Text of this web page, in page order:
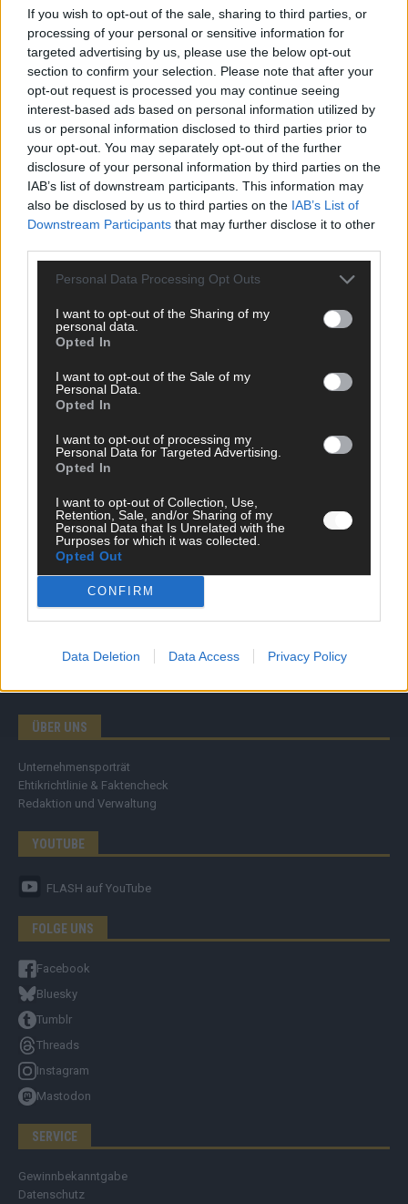
If you wish to opt-out of the sale, sharing to third parties, or
processing of your personal or sensitive information for
targeted advertising by us, please use the below opt-out
section to confirm your selection. Please note that after your
opt-out request is processed you may continue seeing
interest-based ads based on personal information utilized by
us or personal information disclosed to third parties prior to
your opt-out. You may separately opt-out of the further
disclosure of your personal information by third parties on the
IAB’s list of downstream participants. This information may
also be disclosed by us to third parties on the IAB’s List of
Downstream Participants that may further disclose it to other
Personal Data Processing Opt Outs
I want to opt-out of the Sharing of my
personal data.
Opted In
I want to opt-out of the Sale of my
Personal Data.
Opted In
I want to opt-out of processing my
Personal Data for Targeted Advertising.
Opted In
I want to opt-out of Collection, Use,
Retention, Sale, and/or Sharing of my
Personal Data that Is Unrelated with the
Purposes for which it was collected.
Opted Out
CONFIRM
Data Deletion Data Access Privacy Policy
ANZEIGE
SCHNELL ZUM RESSORT
Nachrichten
Ratgeber
Wissen
Kommentar
Streams & Storys
Eurovision
FLASH – DAS VIDEOPORTAL
ÜBER UNS
Unternehmensporträt
Ehtikrichtlinie & Faktencheck
Redaktion und Verwaltung
YOUTUBE
FLASH auf YouTube
FOLGE UNS
Facebook
Bluesky
Tumblr
Threads
Instagram
Mastodon
SERVICE
Gewinnbekanntgabe
Datenschutz